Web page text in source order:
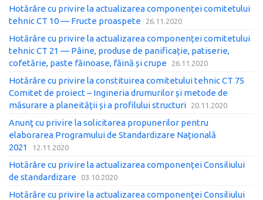
Hotărâre cu privire la actualizarea componenței comitetului
tehnic CT 10 — Fructe proaspete
26.11.2020
Hotărâre cu privire la actualizarea componenței comitetului
tehnic CT 21 — Pâine, produse de panificație, patiserie,
cofetărie, paste făinoase, făină și crupe
26.11.2020
Hotărâre cu privire la constituirea comitetului tehnic CT 75
Comitet de proiect – Ingineria drumurilor și metode de
măsurare a planeității și a profilului structuri
20.11.2020
Anunţ cu privire la solicitarea propunerilor pentru
elaborarea Programului de Standardizare Națională
2021
12.11.2020
Hotărâre cu privire la actualizarea componenței Consiliului
de standardizare
03.10.2020
Hotărâre cu privire la actualizarea componenței Consiliului